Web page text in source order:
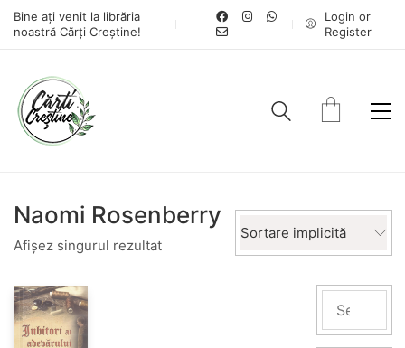
Bine ați venit la librăria
noastră Cărți Creștine!
Login or
Register
Naomi Rosenberry
Afișez singurul rezultat
Sortare implicită